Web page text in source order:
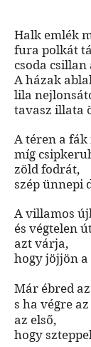
Halk emlék
fura polkát
csoda
A házak
lila
tavasz illata
A téren a fák
míg
zöld fodrát,
szép ünnepi
A villamos
és végtelen
azt várja,
hogy jöjjön
Már ébred
s ha végre
az első,
hogy